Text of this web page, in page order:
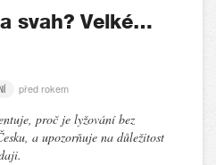
svah? Velké…
před rokem
proč je lyžování bez
a upozorňuje na důležitost